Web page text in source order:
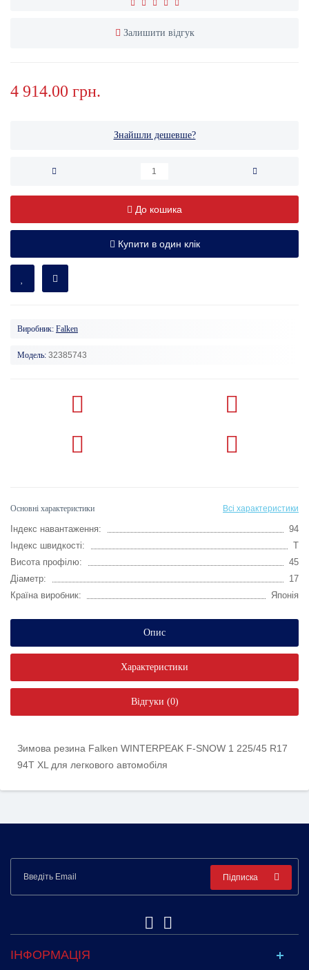
Залишити відгук
4 914.00 грн.
Знайшли дешевше?
До кошика
Купити в один клік
Виробник: Falken
Модель: 32385743
Основні характеристики Всі характеристики
Індекс навантаження:
94
Індекс швидкості:
T
Висота профілю:
45
Діаметр:
17
Країна виробник:
Японія
Опис
Характеристики
Відгуки (0)
Зимова резина Falken WINTERPEAK F-SNOW 1 225/45 R17
94T XL для легкового автомобіля
Підписка
ІНФОРМАЦІЯ